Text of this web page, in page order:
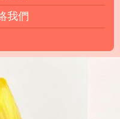
我們